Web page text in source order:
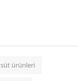
süt ürünleri